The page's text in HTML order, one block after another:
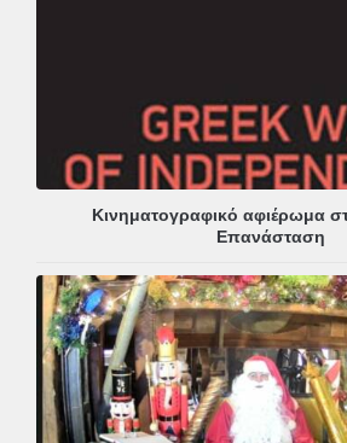
Κινηματογραφικό αφιέρωμα
Επανάσταση